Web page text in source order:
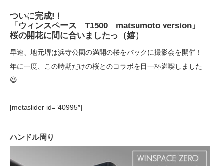
ついに完成!！
「ウィンスペース T1500 matsumoto version」
桜の開花に間に合いましたっ（嬉）
早速、地元堺は浜寺公園の満開の桜をバックに撮影会を開催！
年に一度、この時期だけの桜とのコラボを目一杯満喫しました
😆
[metaslider id=”40995″]
ハンドル周り